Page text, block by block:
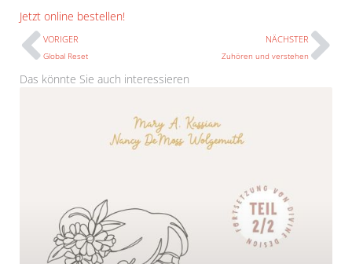
Jetzt online bestellen!
Prev
VORIGER
Global Reset
NÄCHSTER
Zuhören und verstehen
Das könnte Sie auch interessieren